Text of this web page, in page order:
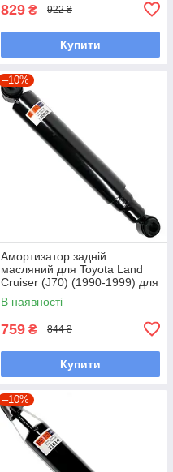
829 ₴ 922 ₴
Купити
–10%
Амортизатор задній
масляний для Toyota Land
Cruiser (J70) (1990-1999) для
двигуна 4.2D
В наявності
759 ₴ 844 ₴
Купити
–10%